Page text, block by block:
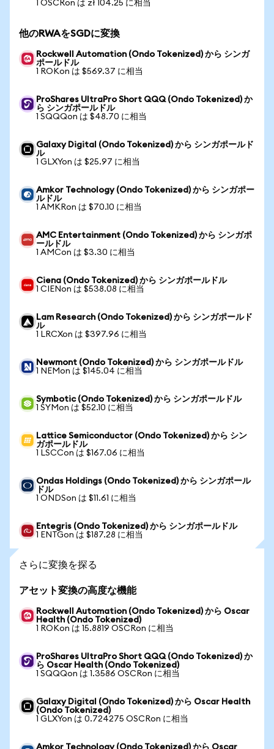
1 OSCRon は zł 104.25 に相当
他のRWAをSGDに変換
Rockwell Automation (Ondo Tokenized) から シンガ
ポールドル
1 ROKon は $569.37 に相当
ProShares UltraPro Short QQQ (Ondo Tokenized) か
ら シンガポールドル
1 SQQQon は $48.70 に相当
Galaxy Digital (Ondo Tokenized) から シンガポールド
ル
1 GLXYon は $25.97 に相当
Amkor Technology (Ondo Tokenized) から シンガポー
ルドル
1 AMKRon は $70.10 に相当
AMC Entertainment (Ondo Tokenized) から シンガポ
ールドル
1 AMCon は $3.30 に相当
Ciena (Ondo Tokenized) から シンガポールドル
1 CIENon は $538.08 に相当
Lam Research (Ondo Tokenized) から シンガポールド
ル
1 LRCXon は $397.96 に相当
Newmont (Ondo Tokenized) から シンガポールドル
1 NEMon は $145.04 に相当
Symbotic (Ondo Tokenized) から シンガポールドル
1 SYMon は $52.10 に相当
Lattice Semiconductor (Ondo Tokenized) から シン
ガポールドル
1 LSCCon は $167.06 に相当
Ondas Holdings (Ondo Tokenized) から シンガポール
ドル
1 ONDSon は $11.61 に相当
Entegris (Ondo Tokenized) から シンガポールドル
1 ENTGon は $187.28 に相当
さらに変換を探る
アセット変換の高度な機能
Rockwell Automation (Ondo Tokenized) から Oscar
Health (Ondo Tokenized)
1 ROKon は 15.8819 OSCRon に相当
ProShares UltraPro Short QQQ (Ondo Tokenized) か
ら Oscar Health (Ondo Tokenized)
1 SQQQon は 1.3586 OSCRon に相当
Galaxy Digital (Ondo Tokenized) から Oscar Health
(Ondo Tokenized)
1 GLXYon は 0.724275 OSCRon に相当
Amkor Technology (Ondo Tokenized) から Oscar